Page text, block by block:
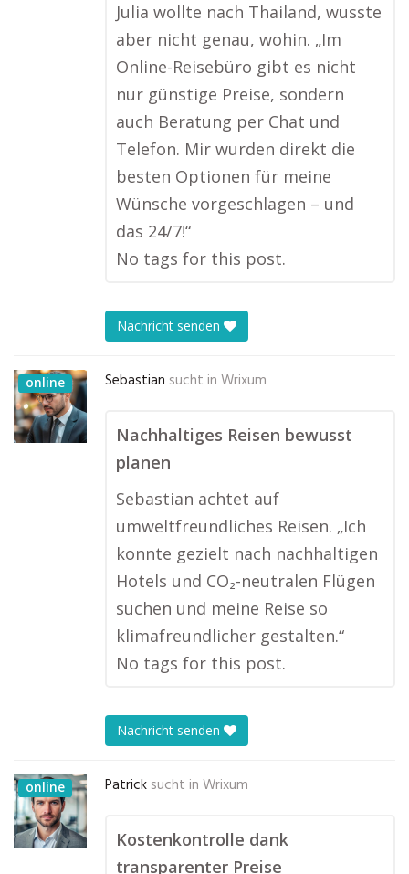
Julia wollte nach Thailand, wusste
aber nicht genau, wohin. „Im
Online-Reisebüro gibt es nicht
nur günstige Preise, sondern
auch Beratung per Chat und
Telefon. Mir wurden direkt die
besten Optionen für meine
Wünsche vorgeschlagen – und
das 24/7!“
No tags for this post.
Nachricht senden
online Sebastian sucht in Wrixum
Nachhaltiges Reisen bewusst
planen
Sebastian achtet auf
umweltfreundliches Reisen. „Ich
konnte gezielt nach nachhaltigen
Hotels und CO₂-neutralen Flügen
suchen und meine Reise so
klimafreundlicher gestalten.“
No tags for this post.
Nachricht senden
online Patrick sucht in Wrixum
Kostenkontrolle dank
transparenter Preise